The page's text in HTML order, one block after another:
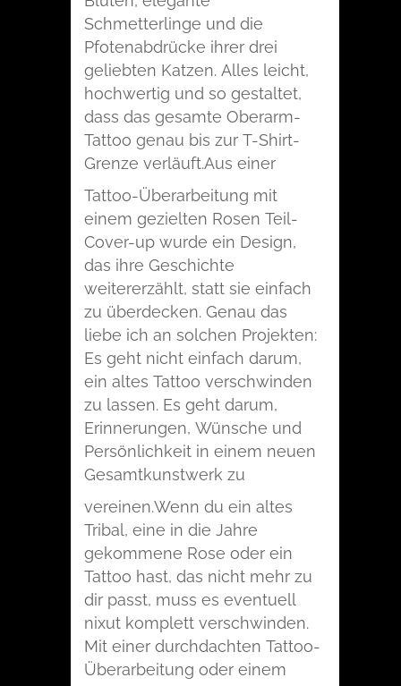
Schmetterlinge und die
Pfotenabdrücke ihrer drei
geliebten Katzen. Alles leicht,
hochwertig und so gestaltet,
dass das gesamte Oberarm-
Tattoo genau bis zur T-Shirt-
Grenze verläuft.Aus einer
Tattoo-Überarbeitung mit
einem gezielten Rosen Teil-
Cover-up wurde ein Design,
das ihre Geschichte
weitererzählt, statt sie einfach
zu überdecken. Genau das
liebe ich an solchen Projekten:
Es geht nicht einfach darum,
ein altes Tattoo verschwinden
zu lassen. Es geht darum,
Erinnerungen, Wünsche und
Persönlichkeit in einem neuen
Gesamtkunstwerk zu
vereinen.Wenn du ein altes
Tribal, eine in die Jahre
gekommene Rose oder ein
Tattoo hast, das nicht mehr zu
dir passt, muss es eventuell
nixut komplett verschwinden.
Mit einer durchdachten Tattoo-
Überarbeitung oder einem